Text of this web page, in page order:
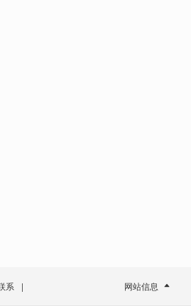
系 | 网站信息